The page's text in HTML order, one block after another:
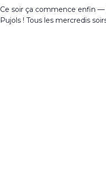
Ce soir ça commence enfin —
Pujols ! Tous les mercredis